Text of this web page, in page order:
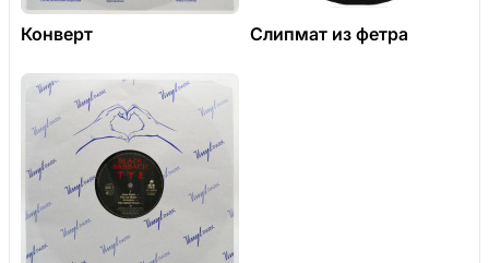
Конверт Слипмат из фетра